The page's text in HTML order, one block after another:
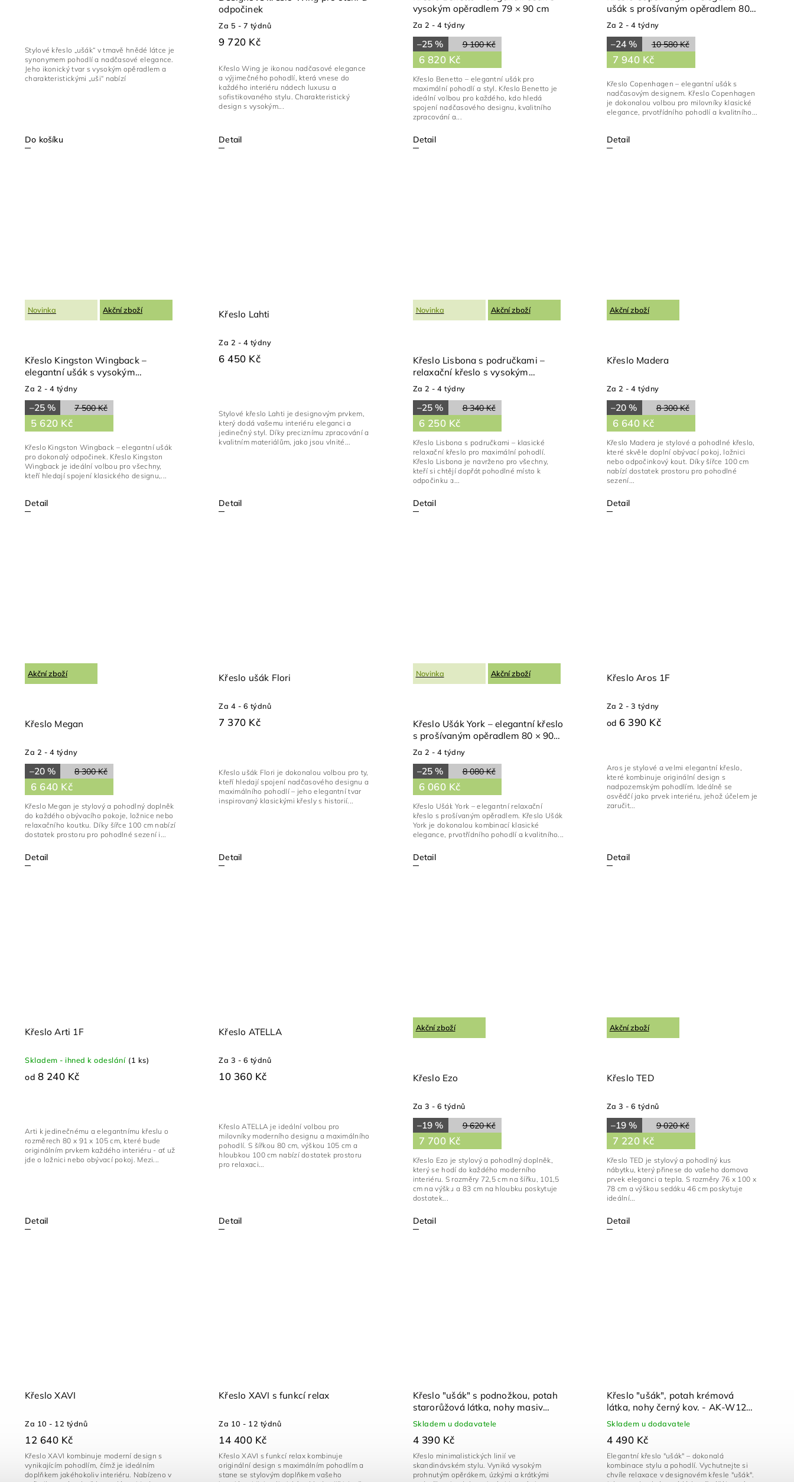
Do košíku
Stylové křeslo „ušák“ v tmavě hnědé látce je
synonymem pohodlí a nadčasové elegance.
Jeho ikonický tvar s vysokým opěradlem a
charakteristickými „uši“ nabízí
odpočinek
Za 5 - 7 týdnů
9 720 Kč
Detail
Křeslo Wing je ikonou nadčasové elegance
a výjimečného pohodlí, která vnese do
každého interiéru nádech luxusu a
sofistikovaného stylu. Charakteristický
design s vysokým...
vysokým opěradlem 79 × 90 cm
Za 2 - 4 týdny
9 100 Kč
–25 %
6 820 Kč
Detail
Křeslo Benetto – elegantní ušák pro
maximální pohodlí a styl. Křeslo Benetto je
ideální volbou pro každého, kdo hledá
spojení nadčasového designu, kvalitního
zpracování a...
ušák s prošívaným opěradlem 80 ×
90 cm
Za 2 - 4 týdny
10 580 Kč
–24 %
7 940 Kč
Detail
Křeslo Copenhagen – elegantní ušák s
nadčasovým designem. Křeslo Copenhagen
je dokonalou volbou pro milovníky klasické
elegance, prvotřídního pohodlí a kvalitního...
Novinka Akční zboží
Křeslo Kingston Wingback –
elegantní ušák s vysokým
opěradlem 80 × 90 cm
Za 2 - 4 týdny
7 500 Kč
–25 %
5 620 Kč
Detail
Křeslo Kingston Wingback – elegantní ušák
pro dokonalý odpočinek. Křeslo Kingston
Wingback je ideální volbou pro všechny,
kteří hledají spojení klasického designu,...
Křeslo Lahti
Za 2 - 4 týdny
6 450 Kč
Detail
Stylové křeslo Lahti je designovým prvkem,
který dodá vašemu interiéru eleganci a
jedinečný styl. Díky preciznímu zpracování a
kvalitním materiálům, jako jsou vlnité...
Novinka Akční zboží
Křeslo Lisbona s područkami –
relaxační křeslo s vysokým
opěradlem 85 × 65 cm
Za 2 - 4 týdny
8 340 Kč
–25 %
6 250 Kč
Detail
Křeslo Lisbona s područkami – klasické
relaxační křeslo pro maximální pohodlí.
Křeslo Lisbona je navrženo pro všechny,
kteří si chtějí dopřát pohodlné místo k
odpočinku a...
Akční zboží
Křeslo Madera
Za 2 - 4 týdny
8 300 Kč
–20 %
6 640 Kč
Detail
Křeslo Madera je stylové a pohodlné křeslo,
které skvěle doplní obývací pokoj, ložnici
nebo odpočinkový kout. Díky šířce 100 cm
nabízí dostatek prostoru pro pohodlné
sezení...
Akční zboží
Křeslo Megan
Za 2 - 4 týdny
8 300 Kč
–20 %
6 640 Kč
Detail
Křeslo Megan je stylový a pohodlný doplněk
do každého obývacího pokoje, ložnice nebo
relaxačního koutku. Díky šířce 100 cm nabízí
dostatek prostoru pro pohodlné sezení i...
Křeslo ušák Flori
Za 4 - 6 týdnů
7 370 Kč
Detail
Křeslo ušák Flori je dokonalou volbou pro ty,
kteří hledají spojení nadčasového designu a
maximálního pohodlí – jeho elegantní tvar
inspirovaný klasickými křesly s historií...
Novinka Akční zboží
Křeslo Ušák York – elegantní křeslo
s prošívaným opěradlem 80 × 90
cm
Za 2 - 4 týdny
8 080 Kč
–25 %
6 060 Kč
Detail
Křeslo Ušák York – elegantní relaxační
křeslo s prošívaným opěradlem. Křeslo Ušák
York je dokonalou kombinací klasické
elegance, prvotřídního pohodlí a kvalitního...
Křeslo Aros 1F
Za 2 - 3 týdny
od 6 390 Kč
Detail
Aros je stylové a velmi elegantní křeslo,
které kombinuje originální design s
nadpozemským pohodlím. Ideálně se
osvědčí jako prvek interiéru, jehož účelem je
zaručit...
Křeslo Arti 1F
Skladem - ihned k odeslání (1 ks)
od 8 240 Kč
Detail
Arti k jedinečnému a elegantnímu křeslu o
rozměrech 80 x 91 x 105 cm, které bude
originálním prvkem každého interiéru - ať už
jde o ložnici nebo obývací pokoj. Mezi...
Křeslo ATELLA
Za 3 - 6 týdnů
10 360 Kč
Detail
Křeslo ATELLA je ideální volbou pro
milovníky moderního designu a maximálního
pohodlí. S šířkou 80 cm, výškou 105 cm a
hloubkou 100 cm nabízí dostatek prostoru
pro relaxaci...
Akční zboží
Křeslo Ezo
Za 3 - 6 týdnů
9 620 Kč
–19 %
7 700 Kč
Detail
Křeslo Ezo je stylový a pohodlný doplněk,
který se hodí do každého moderního
interiéru. S rozměry 72,5 cm na šířku, 101,5
cm na výšku a 83 cm na hloubku poskytuje
dostatek...
Akční zboží
Křeslo TED
Za 3 - 6 týdnů
9 020 Kč
–19 %
7 220 Kč
Detail
Křeslo TED je stylový a pohodlný kus
nábytku, který přinese do vašeho domova
prvek eleganci a tepla. S rozměry 76 x 100 x
78 cm a výškou sedáku 46 cm poskytuje
ideální...
Křeslo XAVI
Za 10 - 12 týdnů
12 640 Kč
Křeslo XAVI kombinuje moderní design s
vynikajícím pohodlím, čímž je ideálním
doplňkem jakéhokoliv interiéru. Nabízeno v
Křeslo XAVI s funkcí relax
Za 10 - 12 týdnů
14 400 Kč
Křeslo XAVI s funkcí relax kombinuje
originální design s maximálním pohodlím a
stane se stylovým doplňkem vašeho
Křeslo "ušák" s podnožkou, potah
starorůžová látka, nohy masiv
kaučukovník - AK-302 PINK2
Skladem u dodavatele
4 390 Kč
Křeslo minimalistických linií ve
skandinávském stylu. Vyniká vysokým
prohnutým opěrákem, úzkými a krátkými
Křeslo "ušák", potah krémová
látka, nohy černý kov. - AK-W1206
CRM2
Skladem u dodavatele
4 490 Kč
Elegantní křeslo "ušák" – dokonalá
kombinace stylu a pohodlí. Vychutnejte si
chvíle relaxace v designovém křesle "ušák".